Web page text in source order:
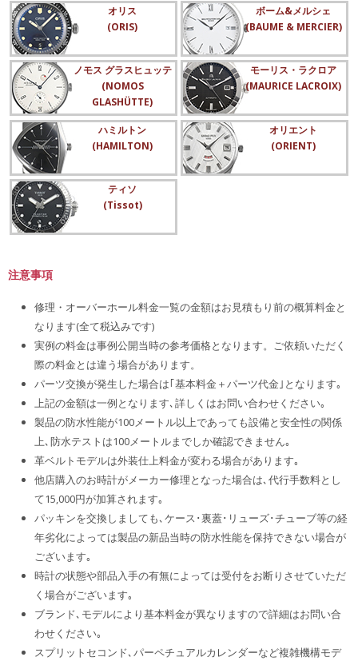
オリス
(ORIS)
ボーム&メルシェ
(BAUME & MERCIER)
ノモス グラスヒュッテ
(NOMOS
GLASHÜTTE)
モーリス・ラクロア
(MAURICE LACROIX)
ハミルトン
(HAMILTON)
オリエント
(ORIENT)
ティソ
(Tissot)
注意事項
修理・オーバーホール料金一覧の金額はお見積もり前の概算料金と
なります(全て税込みです)
実例の料金は事例公開当時の参考価格となります。ご依頼いただく
際の料金とは違う場合があります。
パーツ交換が発生した場合は｢基本料金＋パーツ代金｣となります｡
上記の金額は一例となります､詳しくはお問い合わせください｡
製品の防水性能が100メートル以上であっても設備と安全性の関係
上､防水テストは100メートルまでしか確認できません｡
革ベルトモデルは外装仕上料金が変わる場合があります｡
他店購入のお時計がメーカー修理となった場合は､代行手数料とし
て15,000円が加算されます｡
パッキンを交換しましても､ケース･裏蓋･リューズ･チューブ等の経
年劣化によっては製品の新品当時の防水性能を保持できない場合が
ございます｡
時計の状態や部品入手の有無によっては受付をお断りさせていただ
く場合がございます｡
ブランド､モデルにより基本料金が異なりますので詳細はお問い合
わせください｡
スプリットセコンド､パーペチュアルカレンダーなど複雑機構モデ